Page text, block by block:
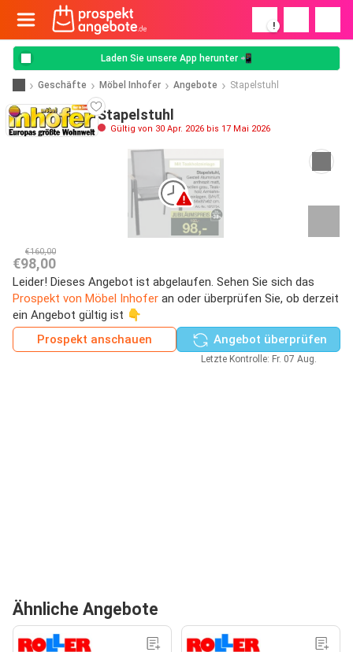
!
Laden Sie unsere App herunter 📲
Geschäfte Möbel Inhofer Angebote Stapelstuhl
Stapelstuhl
Gültig von 30 Apr. 2026 bis 17 Mai 2026
€160,00
€98,00
Leider! Dieses Angebot ist abgelaufen. Sehen Sie sich das
Prospekt von Möbel Inhofer an oder überprüfen Sie, ob derzeit
ein Angebot gültig ist 👇
Prospekt anschauen
Angebot überprüfen
Letzte Kontrolle: Fr. 07 Aug.
Ähnliche Angebote